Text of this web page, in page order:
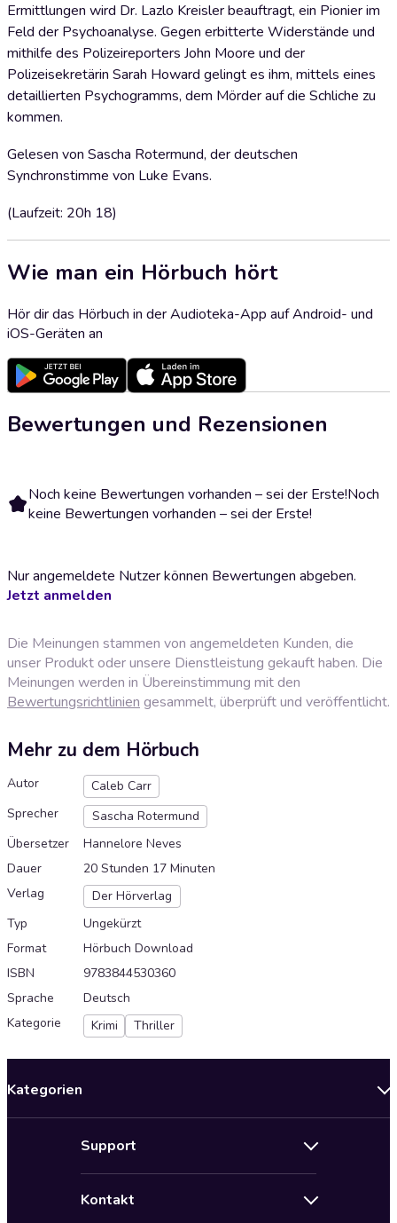
Ermittlungen wird Dr. Lazlo Kreisler beauftragt, ein Pionier im
Feld der Psychoanalyse. Gegen erbitterte Widerstände und
mithilfe des Polizeireporters John Moore und der
Polizeisekretärin Sarah Howard gelingt es ihm, mittels eines
detaillierten Psychogramms, dem Mörder auf die Schliche zu
kommen.
Gelesen von Sascha Rotermund, der deutschen
Synchronstimme von Luke Evans.
(Laufzeit: 20h 18)
Wie man ein Hörbuch hört
Hör dir das Hörbuch in der Audioteka-App auf Android- und
iOS-Geräten an
Bewertungen und Rezensionen
Noch keine Bewertungen vorhanden – sei der Erste!Noch
keine Bewertungen vorhanden – sei der Erste!
Nur angemeldete Nutzer können Bewertungen abgeben.
Jetzt anmelden
Die Meinungen stammen von angemeldeten Kunden, die
unser Produkt oder unsere Dienstleistung gekauft haben. Die
Meinungen werden in Übereinstimmung mit den
Bewertungsrichtlinien gesammelt, überprüft und veröffentlicht.
Mehr zu dem Hörbuch
Autor
Caleb Carr
Sprecher
Sascha Rotermund
Übersetzer
Hannelore Neves
Dauer
20 Stunden 17 Minuten
Verlag
Der Hörverlag
Typ
Ungekürzt
Format
Hörbuch Download
ISBN
9783844530360
Sprache
Deutsch
Kategorie
Krimi Thriller
Kategorien
Support
Kontakt